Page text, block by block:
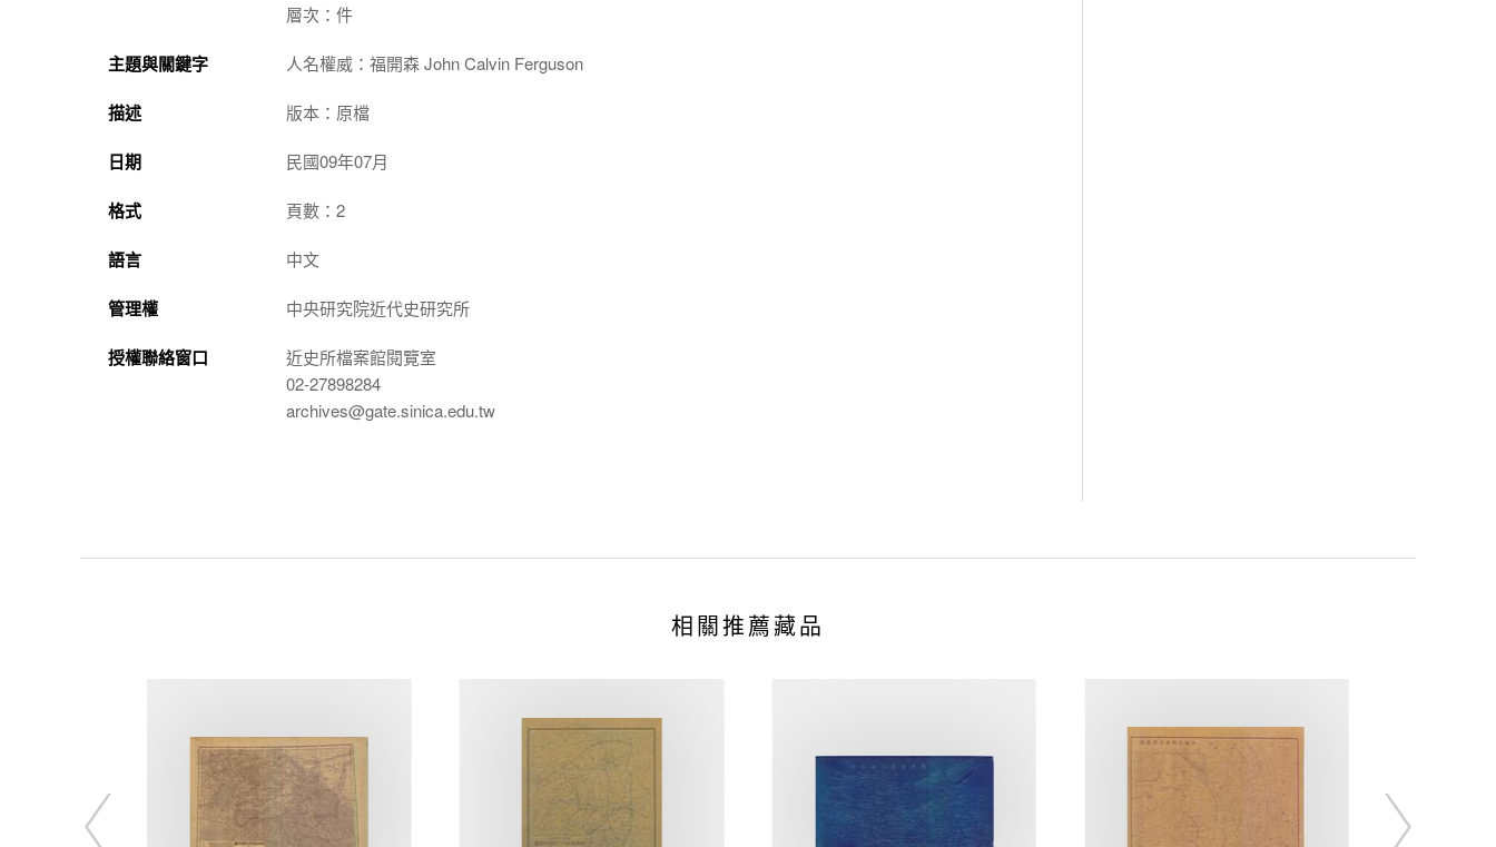
層次：件
主題與關鍵字 人名權威：福開森 John Calvin Ferguson
描述 版本：原檔
日期 民國09年07月
格式 頁數：2
語言 中文
管理權 中央研究院近代史研究所
授權聯絡窗口
近史所檔案館閱覽室
02-27898284
archives@gate.sinica.edu.tw
相關推薦藏品